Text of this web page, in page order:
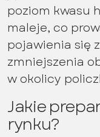
poziom kwasu
maleje, co
pojawienia się
zmniejszenia
w okolicy
Jakie
rynku?